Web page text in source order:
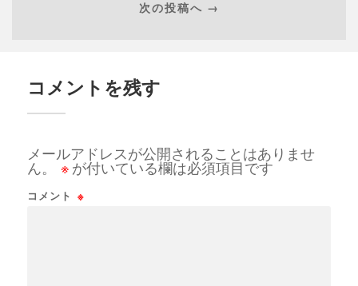
次の投稿へ →
コメントを残す
メールアドレスが公開されることはありませ
ん。
※ が付いている欄は必須項目です
コメント ※